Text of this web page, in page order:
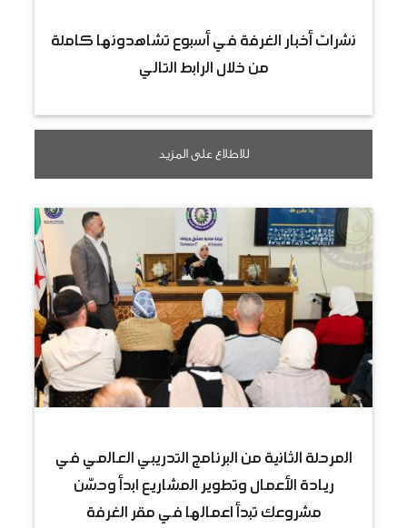
نشرات أخبار الغرفة في أسبوع تشاهدونها كاملة
من خلال الرابط التالي
للاطلاع على المزيد
المرحلة الثانية من البرنامج التدريبي العالمي في
ريادة الأعمال وتطوير المشاريع ابدأ وحسّن
مشروعك تبدأ اعمالها في مقر الغرفة